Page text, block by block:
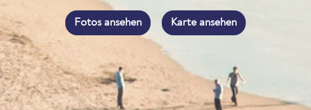
Fotos ansehen Karte ansehen